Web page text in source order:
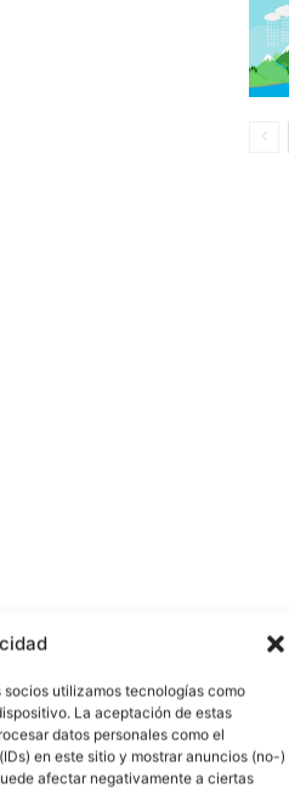
socios utilizamos tecnologías como
La aceptación de estas
datos personales como el
en este sitio y mostrar anuncios (no-)
afectar negativamente a ciertas